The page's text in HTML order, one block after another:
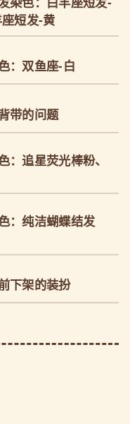
短发-黄
：双鱼座-白
带的问题
：追星荧光棒粉、
：纯洁蝴蝶结发
下架的装扮